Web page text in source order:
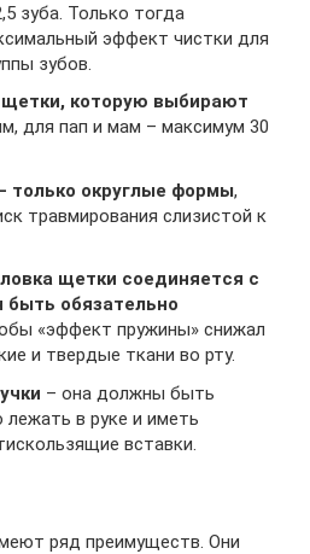
зуба. Только тогда
эффект чистки для
зубов.
которую выбирают
для пап и мам – максимум 30
только округлые формы,
травмирования слизистой к
щетки соединяется с
быть обязательно
«эффект пружины» снижал
и твердые ткани во рту.
– она должны быть
лежать в руке и иметь
вставки.
ряд преимуществ. Они